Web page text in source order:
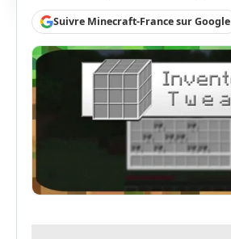
Suivre Minecraft-France sur Google